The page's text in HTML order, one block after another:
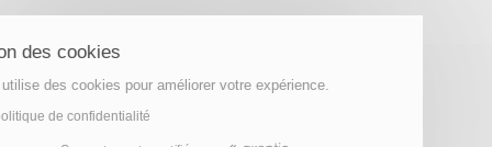
Gestion des cookies
Ce site utilise des cookies pour améliorer votre expérience.
Lire la politique de confidentialité